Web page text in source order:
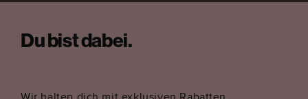
Du bist dabei.